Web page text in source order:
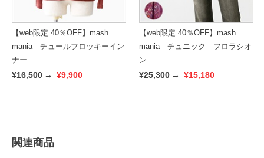
【web限定 40％OFF】mash
mania チュールフロッキーイン
ナー
¥16,500 → ¥9,900
【web限定 40％OFF】mash
mania チュニック フロラシオ
ン
¥25,300 → ¥15,180
関連商品